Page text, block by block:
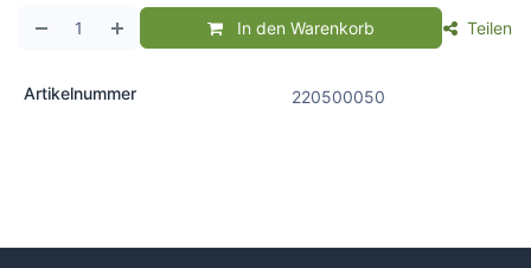
In den Warenkorb Teilen
Artikelnummer 220500050